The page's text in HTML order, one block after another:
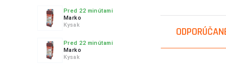
Pred 22 minútami
Marko
Kysak
Pred 22 minútami
Marko
Kysak
Medzi
telesá atď.
príkon